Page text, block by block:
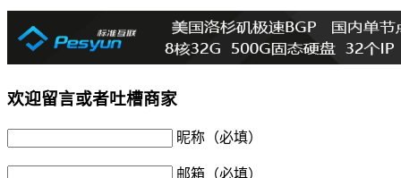
欢迎留言或者吐槽商家
昵称（必填）
邮箱（必填）